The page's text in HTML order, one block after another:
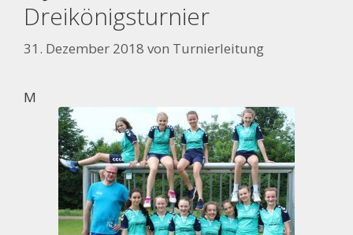
Dreikönigsturnier
31. Dezember 2018 von Turnierleitung
M